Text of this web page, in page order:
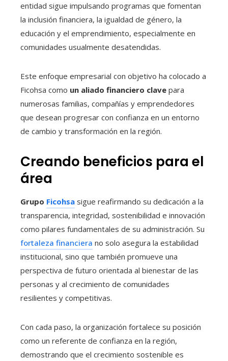
entidad sigue impulsando programas que fomentan
la inclusión financiera, la igualdad de género, la
educación y el emprendimiento, especialmente en
comunidades usualmente desatendidas.
Este enfoque empresarial con objetivo ha colocado a
Ficohsa como un aliado financiero clave para
numerosas familias, compañías y emprendedores
que desean progresar con confianza en un entorno
de cambio y transformación en la región.
Creando beneficios para el
área
Grupo Ficohsa sigue reafirmando su dedicación a la
transparencia, integridad, sostenibilidad e innovación
como pilares fundamentales de su administración. Su
fortaleza financiera no solo asegura la estabilidad
institucional, sino que también promueve una
perspectiva de futuro orientada al bienestar de las
personas y al crecimiento de comunidades
resilientes y competitivas.
Con cada paso, la organización fortalece su posición
como un referente de confianza en la región,
demostrando que el crecimiento sostenible es